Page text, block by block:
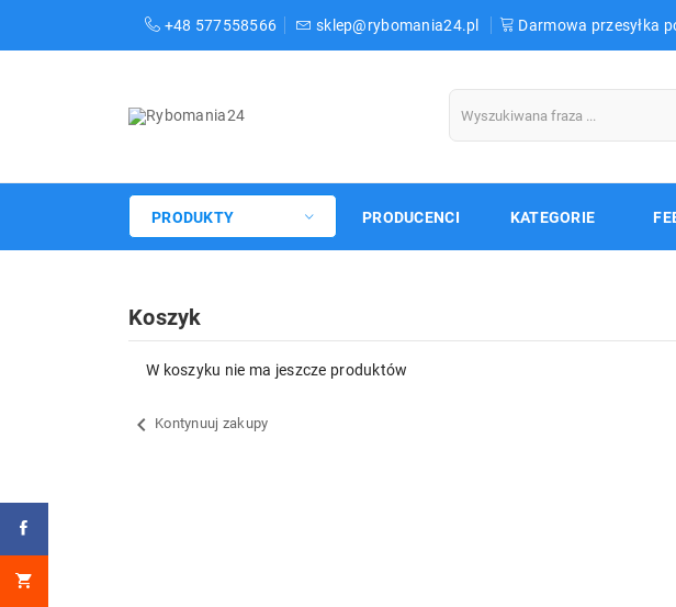
+48 577558566 sklep@rybomania24.pl Darmowa przesyłka
PRODUKTY PRODUCENCI KATEGORIE
Koszyk
W koszyku nie ma jeszcze produktów
chevron_left Kontynuuj zakupy